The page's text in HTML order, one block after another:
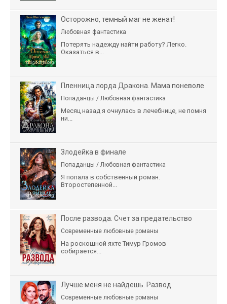
Осторожно, темный маг не женат!
Любовная фантастика
Потерять надежду найти работу? Легко.
Оказаться в...
Пленница лорда Дракона. Мама поневоле
Попаданцы / Любовная фантастика
Месяц назад я очнулась в лечебнице, не помня
ни...
Злодейка в финале
Попаданцы / Любовная фантастика
Я попала в собственный роман.
Второстепенной...
После развода. Счет за предательство
Современные любовные романы
На роскошной яхте Тимур Громов
собирается...
Лучше меня не найдешь. Развод
Современные любовные романы